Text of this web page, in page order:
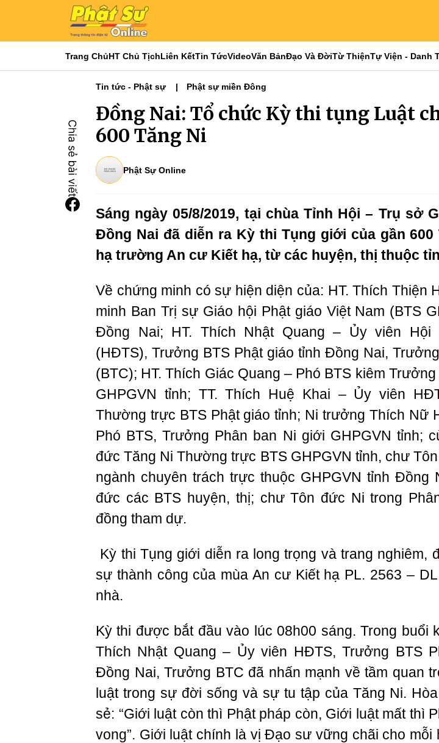
Trang ChủHT Chủ TịchLiên KếtTin TứcVideoVăn BảnĐạo Và ĐờiTừ ThiệnTự Viện - Danh
Tin tức - Phật sự Phật sự miền Đông
Đồng Nai: Tổ chức Kỳ thi tụng Luật
600 Tăng Ni
Phật Sự Online
Sáng ngày 05/8/2019, tại chùa Tỉnh Hội – Trụ sở
Đồng Nai đã diễn ra Kỳ thi Tụng giới của gần 600
hạ trường An cư Kiết hạ, từ các huyện, thị thuộc
Về chứng minh có sự hiện diện của: HT. Thích Thiện
minh Ban Trị sự Giáo hội Phật giáo Việt Nam (BTS
Đồng Nai; HT. Thích Nhật Quang – Ủy viên Hội
(HĐTS), Trưởng BTS Phật giáo tỉnh Đồng Nai,
(BTC); HT. Thích Giác Quang – Phó BTS kiêm
GHPGVN tỉnh; TT. Thích Huệ Khai – Ủy viên
Thường trực BTS Phật giáo tỉnh; Ni trưởng Thích Nữ
Phó BTS, Trưởng Phân ban Ni giới GHPGVN tỉnh;
đức Tăng Ni Thường trực BTS GHPGVN tỉnh, chư
ngành chuyên trách trực thuộc GHPGVN tỉnh Đồng
đức các BTS huyện, thị; chư Tôn đức Ni trong
đồng tham dự.
Kỳ thi Tụng giới diễn ra long trọng và trang nghiêm,
sự thành công của mùa An cư Kiết hạ PL. 2563 –
nhà.
Kỳ thi được bắt đầu vào lúc 08h00 sáng. Trong buổi
Thích Nhật Quang – Ủy viên HĐTS, Trưởng BTS
Đồng Nai, Trưởng BTC đã nhấn mạnh về tầm quan
luật trong sự đời sống và sự tu tập của Tăng Ni.
sẻ: “Giới luật còn thì Phật pháp còn, Giới luật mất thì
vong”. Giới luật chính là vị Đạo sư vững chãi cho mỗi